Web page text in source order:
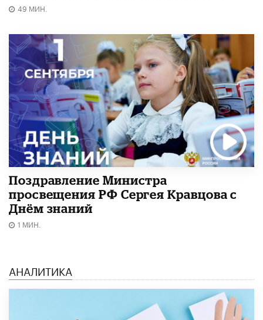
49 МИН.
Поздравление Министра
просвещения РФ Сергея Кравцова с
Днём знаний
1 МИН.
АНАЛИТИКА